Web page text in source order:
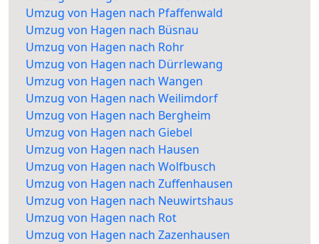
Umzug von Hagen nach Pfaffenwald
Umzug von Hagen nach Büsnau
Umzug von Hagen nach Rohr
Umzug von Hagen nach Dürrlewang
Umzug von Hagen nach Wangen
Umzug von Hagen nach Weilimdorf
Umzug von Hagen nach Bergheim
Umzug von Hagen nach Giebel
Umzug von Hagen nach Hausen
Umzug von Hagen nach Wolfbusch
Umzug von Hagen nach Zuffenhausen
Umzug von Hagen nach Neuwirtshaus
Umzug von Hagen nach Rot
Umzug von Hagen nach Zazenhausen